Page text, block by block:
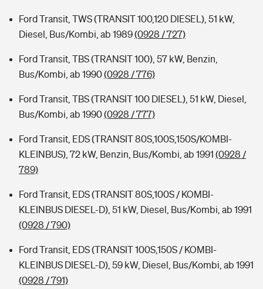
Ford Transit, TWS (TRANSIT 100,120 DIESEL), 51 kW,
Diesel, Bus/Kombi, ab 1989(0928 / 727)
Ford Transit, TBS (TRANSIT 100), 57 kW, Benzin,
Bus/Kombi, ab 1990(0928 / 776)
Ford Transit, TBS (TRANSIT 100 DIESEL), 51 kW, Diesel,
Bus/Kombi, ab 1990(0928 / 777)
Ford Transit, EDS (TRANSIT 80S,100S,150S/KOMBI-
KLEINBUS), 72 kW, Benzin, Bus/Kombi, ab 1991 (0928 /
789)
Ford Transit, EDS (TRANSIT 80S,100S / KOMBI-
KLEINBUS DIESEL-D), 51 kW, Diesel, Bus/Kombi, ab 1991
(0928 / 790)
Ford Transit, EDS (TRANSIT 100S,150S / KOMBI-
KLEINBUS DIESEL-D), 59 kW, Diesel, Bus/Kombi, ab 1991
(0928 / 791)